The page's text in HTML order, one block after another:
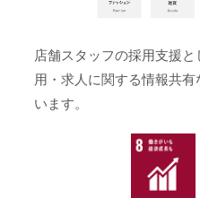
店舗スタッフの採用支援
用・求人に関する情報共
います。